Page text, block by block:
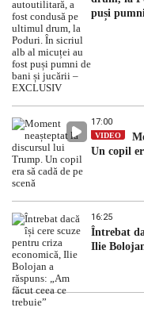
puși
17:00
VIDEO
Un copil
16:25
Întrebat
Ilie